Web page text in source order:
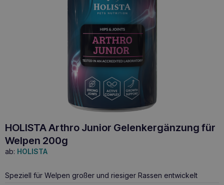
HOLISTA Arthro Junior Gelenkergänzung für
Welpen 200g
ab: HOLISTA
Speziell für Welpen großer und riesiger Rassen entwickelt